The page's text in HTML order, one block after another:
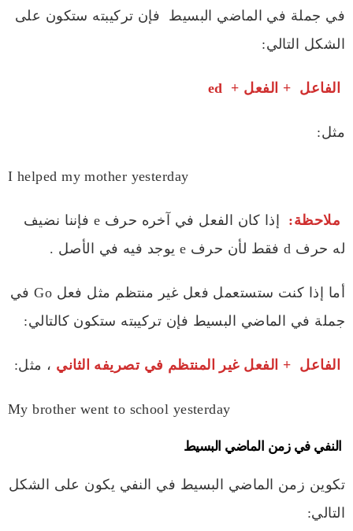
في جملة في الماضي البسيط فإن تركيبته ستكون على
الشكل التالي:
الفاعل + الفعل + ed
مثل:
I helped my mother yesterday
ملاحظة:
إذا كان الفعل في آخره حرف e فإننا نضيف
له حرف d فقط لأن حرف e يوجد فيه في الأصل .
أما إذا كنت ستستعمل فعل غير منتظم مثل فعل Go في
جملة في الماضي البسيط فإن تركيبته ستكون كالتالي:
الفاعل + الفعل غير المنتظم في تصريفه الثاني ، مثل:
My brother went to school yesterday
النفي في زمن الماضي البسيط
تكوين زمن الماضي البسيط في النفي يكون على الشكل
التالي: